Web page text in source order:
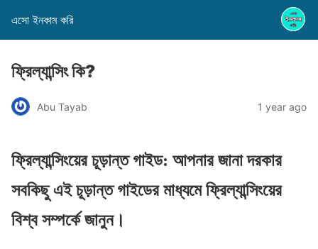
এসো ইনকাম করি
ফ্রিল্যান্সিং কি?
Abu Tayab 1 year ago
ফ্রিল্যান্সিংয়ের চূড়ান্ত গাইড: আপনার জানা দরকার
সবকিছুএই চূড়ান্ত গাইডের মাধ্যমে ফ্রিল্যান্সিংয়ের
বিশ্ব সম্পর্কে জানুন।